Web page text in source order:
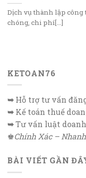
Dịch vụ thành lập
chóng, chi phí[...]
KETOAN76
➥Hỗ trợ tư vấn
➥Kế toán thuế
➥Tư vấn luật
♚Chính Xác –
BÀI VIẾT GẦN